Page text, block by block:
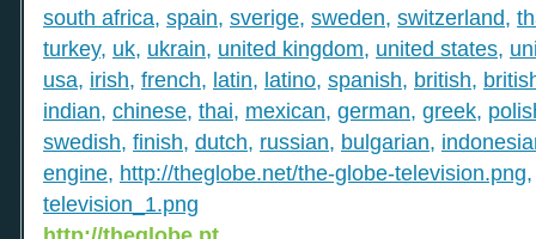
south africa, spain, sverige, sweden, switzerland,
turkey, uk, ukrain, united kingdom, united states,
usa, irish, french, latin, latino, spanish, british,
indian, chinese, thai, mexican, german, greek,
swedish, finish, dutch, russian, bulgarian,
engine, http://theglobe.net/the-globe-television.png
television_1.png